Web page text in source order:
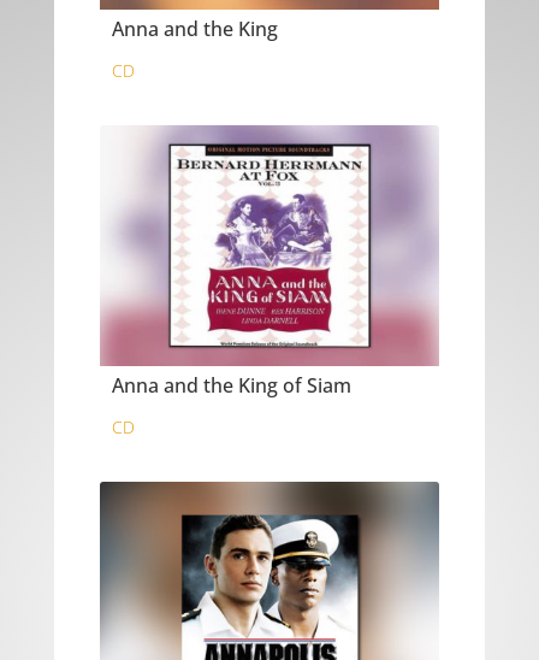
Anna and the King
CD
Anna and the King of Siam
CD